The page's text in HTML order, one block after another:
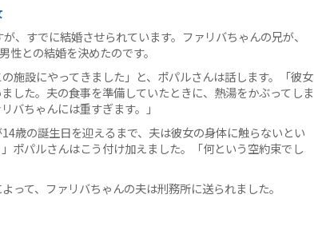
、すでに結婚させられています。ファリバちゃんの兄が、
との結婚を決めたのです。
施設にやってきました」と、ポパルさんは話します。「彼女
した。夫の食事を準備していたときに、熱湯をかぶってしま
バちゃんには重すぎます。」
歳の誕生日を迎えるまで、夫は彼女の身体に触らないとい
ポパルさんはこう付け加えました。「何という空約束でし
って、ファリバちゃんの夫は刑務所に送られました。